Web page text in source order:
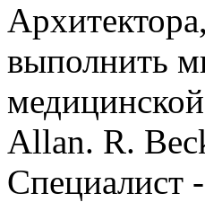
выполнить
Allan. R.
Специалист